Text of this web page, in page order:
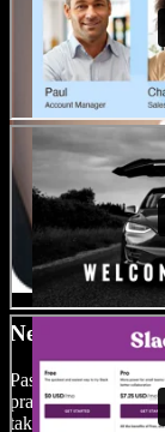
Nemokama
Pasiekite didžiulę
praturtintumėte
takelių – Speechify